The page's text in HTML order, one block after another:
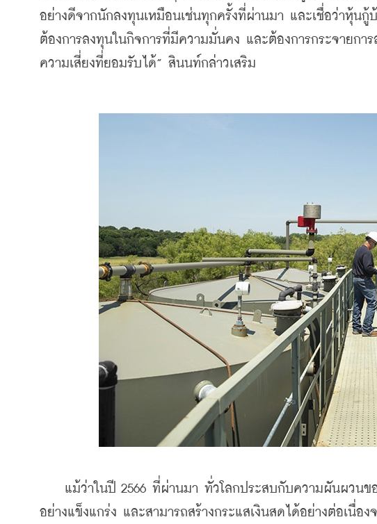
อย่างดีจากนักลงทุนเหมือนเช่นทุกครั้งที่ผ่านมา และเชื่อว่าหุ้น
ต้องการลงทุนในกิจการที่มีความมั่นคง และต้องการกระจายก
ความเสี่ยงที่ยอมรับได้” สินนท์กล่าวเสริม
แม้ว่าในปี 2566 ที่ผ่านมา ทั่วโลกประสบกับความผันผวนขอ
อย่างแข็งแกร่ง และสามารถสร้างกระแสเงินสดได้อย่างต่อเนื่อ